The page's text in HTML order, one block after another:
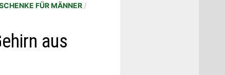
FÜR MÄNNER/
aus